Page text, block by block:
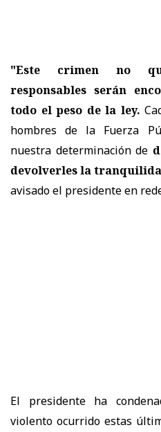
"Este crimen no
responsables serán
todo el peso de la ley.
hombres de la Fuerza
nuestra determinación de
devolverles la
avisado el presidente en
El presidente ha
violento ocurrido estas